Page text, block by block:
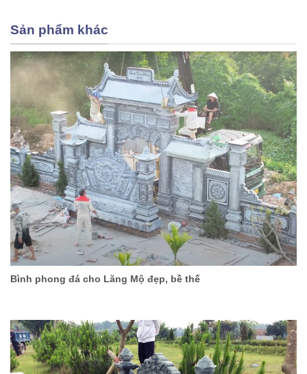
Sản phẩm khác
Bình phong đá cho Lăng Mộ đẹp, bề thế